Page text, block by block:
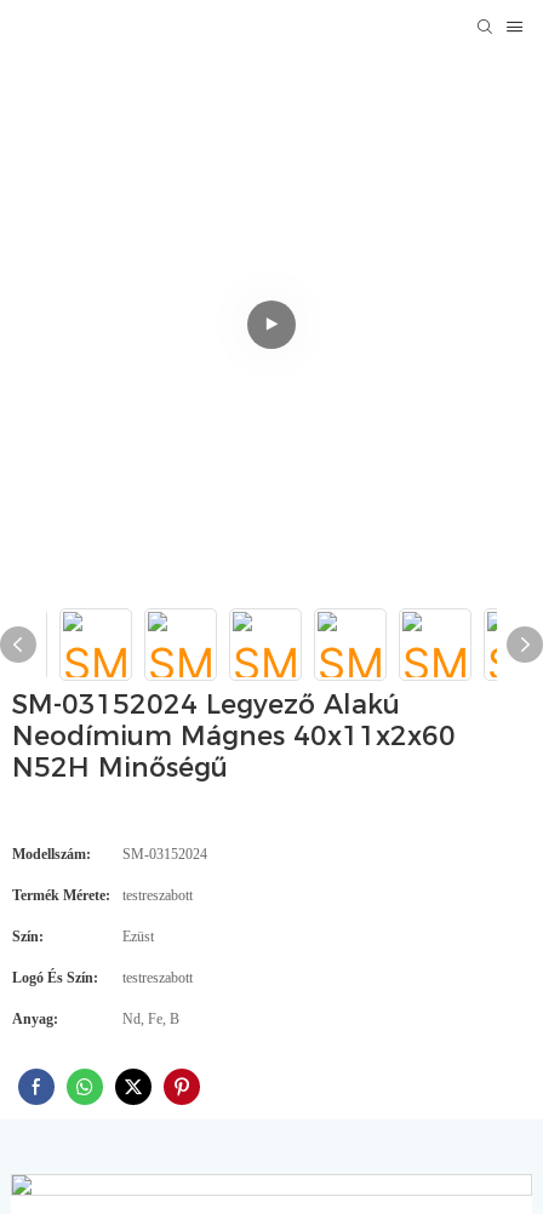
SM-03152024 Legyező Alakú
Neodímium Mágnes 40x11x2x60
N52H Minőségű
Modellszám: SM-03152024
Termék Mérete: testreszabott
Szín: Ezüst
Logó És Szín: testreszabott
Anyag: Nd, Fe, B